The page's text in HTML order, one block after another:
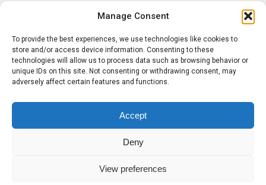
Manage Consent
To provide the best experiences, we use technologies like cookies to
store and/or access device information. Consenting to these
technologies will allow us to process data such as browsing behavior or
unique IDs on this site. Not consenting or withdrawing consent, may
adversely affect certain features and functions.
Accept
Deny
View preferences